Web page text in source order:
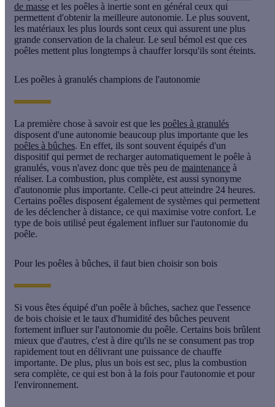
de masse et les poêles à inertie sont en général ceux qui
permettent d'obtenir la meilleure autonomie. Le plus souvent,
les matériaux les plus lourds sont ceux qui assurent une plus
grande conservation de la chaleur. Le seul bémol est que ces
poêles mettent plus longtemps à chauffer lorsqu'ils sont éteints.
Les poêles à granulés champions de l'autonomie
La première chose à savoir est que les poêles à granulés
disposent d'une autonomie beaucoup plus importante que les
poêles à bûches. En effet, ils sont souvent équipés d'un
dispositif qui permet de recharger automatiquement le poêle à
granulés, vous n'avez donc que très peu de maintenance à
réaliser. La combustion, plus complète, est aussi synonyme
d'autonomie plus importante. Celle-ci peut atteindre 24 heures.
Certains poêles disposent également de systèmes qui permettent
de les déclencher à distance, ce qui maximise votre confort. Le
type de bois utilisé peut également influer sur l'autonomie du
poêle.
Pour les poêles à bûches, il faut bien choisir son bois
Si vous êtes équipé d'un poêle à bûches, sachez que l'essence
de bois choisie et le taux d'humidité des bûches peuvent
fortement influer sur l'autonomie du poêle. Certains bois brûlent
mieux que d'autres, c'est à dire qu'ils ne se consument pas trop
rapidement tout en délivrant une puissance de chauffe
importante. De plus, plus un bois est sec, plus la combustion
sera complète, ce qui est bon à la fois pour l'autonomie et pour
l'environnement.